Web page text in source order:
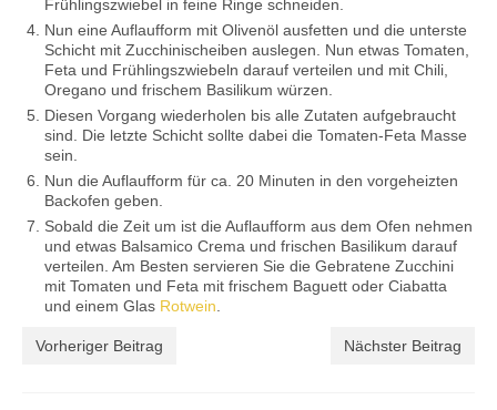
Frühlingszwiebel in feine Ringe schneiden.
Nun eine Auflaufform mit Olivenöl ausfetten und die unterste
Schicht mit Zucchinischeiben auslegen. Nun etwas Tomaten,
Feta und Frühlingszwiebeln darauf verteilen und mit Chili,
Oregano und frischem Basilikum würzen.
Diesen Vorgang wiederholen bis alle Zutaten aufgebraucht
sind. Die letzte Schicht sollte dabei die Tomaten-Feta Masse
sein.
Nun die Auflaufform für ca. 20 Minuten in den vorgeheizten
Backofen geben.
Sobald die Zeit um ist die Auflaufform aus dem Ofen nehmen
und etwas Balsamico Crema und frischen Basilikum darauf
verteilen. Am Besten servieren Sie die Gebratene Zucchini
mit Tomaten und Feta mit frischem Baguett oder Ciabatta
und einem Glas Rotwein
Vorheriger Beitrag Nächster Beitrag